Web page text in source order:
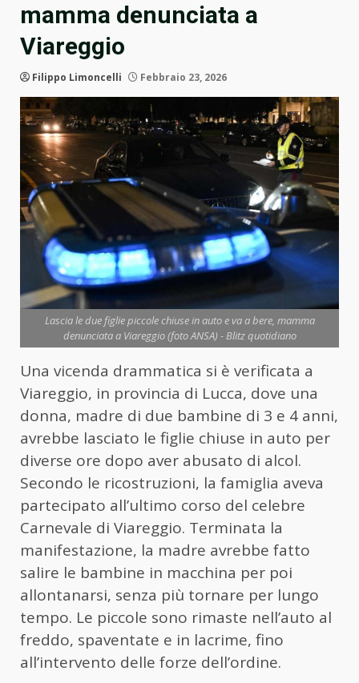
mamma denunciata a
Viareggio
Filippo Limoncelli Febbraio 23, 2026
Lascia le due figlie piccole chiuse in auto e va a bere, mamma
denunciata a Viareggio (foto ANSA) - Blitz quotidiano
Una vicenda drammatica si è verificata a
Viareggio, in provincia di Lucca, dove una
donna, madre di due bambine di 3 e 4 anni,
avrebbe lasciato le figlie chiuse in auto per
diverse ore dopo aver abusato di alcol.
Secondo le ricostruzioni, la famiglia aveva
partecipato all’ultimo corso del celebre
Carnevale di Viareggio. Terminata la
manifestazione, la madre avrebbe fatto
salire le bambine in macchina per poi
allontanarsi, senza più tornare per lungo
tempo. Le piccole sono rimaste nell’auto al
freddo, spaventate e in lacrime, fino
all’intervento delle forze dell’ordine.